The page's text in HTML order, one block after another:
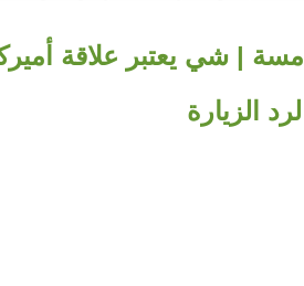
| شي يعتبر علاقة
الزيارة